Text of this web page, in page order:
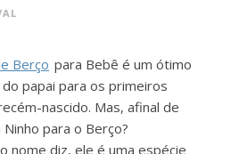
Berço para Bebê é um ótimo
papai para os primeiros
nascido. Mas, afinal de
para o Berço?
nome diz, ele é uma espécie